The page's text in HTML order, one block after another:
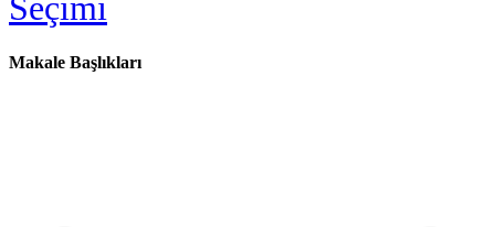
Makale Başlıkları